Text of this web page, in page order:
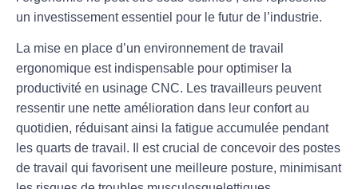
un investissement essentiel pour le futur de l’industrie.
La mise en place d’un environnement de travail
ergonomique est indispensable pour optimiser la
productivité en usinage CNC. Les travailleurs peuvent
ressentir une nette amélioration dans leur confort au
quotidien, réduisant ainsi la fatigue accumulée pendant
les quarts de travail. Il est crucial de concevoir des postes
de travail qui favorisent une meilleure posture, minimisant